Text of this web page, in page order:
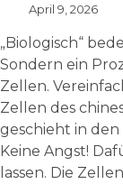
April 9, 2026
„Biologisch“
Sondern ein
Zellen.
Zellen des
geschieht in
Keine Angst!
lassen. Die